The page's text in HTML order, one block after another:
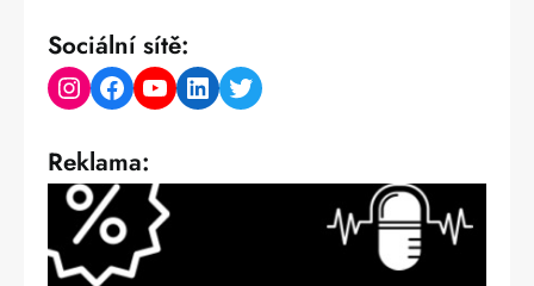
Sociální sítě:
Instagram Facebook YouTube LinkedIn Twitter
Reklama: